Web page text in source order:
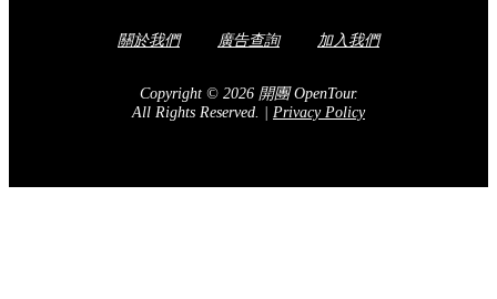
關於我們 廣告查詢 加入我們
Copyright © 2026 開團 OpenTour.
All Rights Reserved.
Privacy Policy